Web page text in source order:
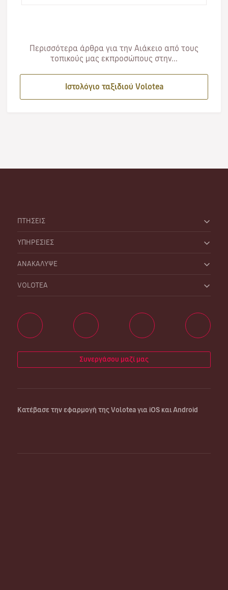
Περισσότερα άρθρα για την Αιάκειο από τους
τοπικούς μας εκπροσώπους στην...
Ιστολόγιο ταξιδιού Volotea
ΠΤΗΣΕΙΣ
ΥΠΗΡΕΣΙΕΣ
ΑΝΑΚΑΛΥΨΕ
VOLOTEA
Συνεργάσου μαζί μας
Κατέβασε την εφαρμογή της Volotea για iOS και Android